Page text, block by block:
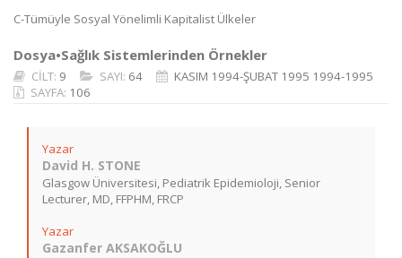
C-Tümüyle Sosyal Yönelimli Kapitalist Ülkeler
Dosya•Sağlık Sistemlerinden Örnekler
CİLT: 9 SAYI: 64
KASIM 1994-ŞUBAT 1995 1994-1995
SAYFA: 106
Yazar
David H. STONE
Glasgow Üniversitesi, Pediatrik Epidemioloji, Senior
Lecturer, MD, FFPHM, FRCP
Yazar
Gazanfer AKSAKOĞLU